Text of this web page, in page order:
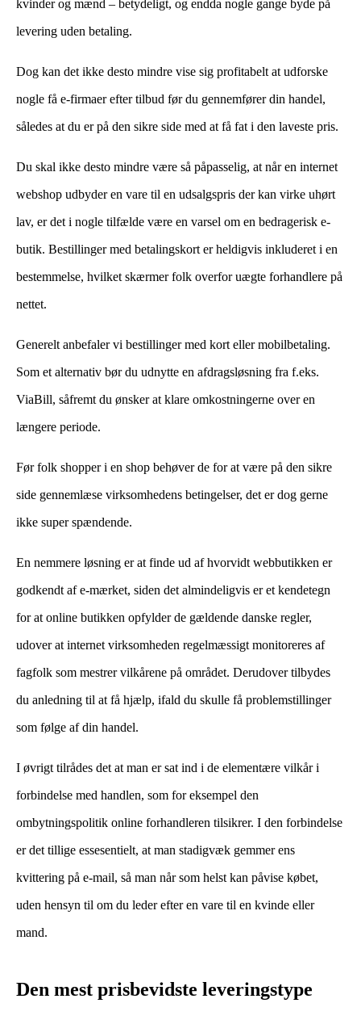
kvinder og mænd – betydeligt, og endda nogle gange byde på
levering uden betaling.
Dog kan det ikke desto mindre vise sig profitabelt at udforske
nogle få e-firmaer efter tilbud før du gennemfører din handel,
således at du er på den sikre side med at få fat i den laveste pris.
Du skal ikke desto mindre være så påpasselig, at når en internet
webshop udbyder en vare til en udsalgspris der kan virke uhørt
lav, er det i nogle tilfælde være en varsel om en bedragerisk e-
butik. Bestillinger med betalingskort er heldigvis inkluderet i en
bestemmelse, hvilket skærmer folk overfor uægte forhandlere på
nettet.
Generelt anbefaler vi bestillinger med kort eller mobilbetaling.
Som et alternativ bør du udnytte en afdragsløsning fra f.eks.
ViaBill, såfremt du ønsker at klare omkostningerne over en
længere periode.
Før folk shopper i en shop behøver de for at være på den sikre
side gennemlæse virksomhedens betingelser, det er dog gerne
ikke super spændende.
En nemmere løsning er at finde ud af hvorvidt webbutikken er
godkendt af e-mærket, siden det almindeligvis er et kendetegn
for at online butikken opfylder de gældende danske regler,
udover at internet virksomheden regelmæssigt monitoreres af
fagfolk som mestrer vilkårene på området. Derudover tilbydes
du anledning til at få hjælp, ifald du skulle få problemstillinger
som følge af din handel.
I øvrigt tilrådes det at man er sat ind i de elementære vilkår i
forbindelse med handlen, som for eksempel den
ombytningspolitik online forhandleren tilsikrer. I den forbindelse
er det tillige essesentielt, at man stadigvæk gemmer ens
kvittering på e-mail, så man når som helst kan påvise købet,
uden hensyn til om du leder efter en vare til en kvinde eller
mand.
Den mest prisbevidste leveringstype